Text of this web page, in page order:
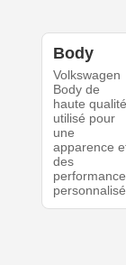
Body
Volkswagen
Body de
haute qualité
utilisé pour
une
apparence
des